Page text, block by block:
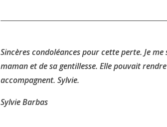
Sincères condoléances pour cette perte. Je
maman et de sa gentillesse. Elle pouvait
accompagnent. Sylvie.
Sylvie Barbas